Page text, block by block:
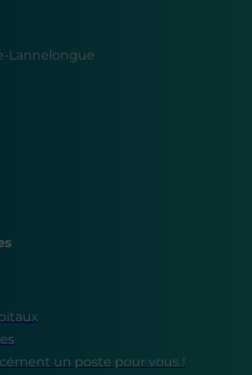
Lannelongue
un poste pour vous !